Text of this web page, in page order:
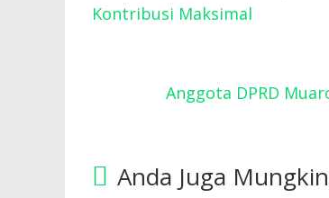
Kontribusi Maksimal
Anggota DPRD
Anda Juga